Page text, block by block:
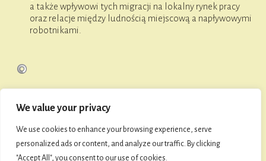
We value your privacy
We use cookies to enhance your browsing experience, serve
personalized ads or content, and analyze our traffic. By clicking
"Accept All", you consent to our use of cookies.
a także wpływowi tych migracji na lokalny rynek pracy
oraz relacje między ludnością miejscową a napływowymi
robotnikami.
O FaniMani